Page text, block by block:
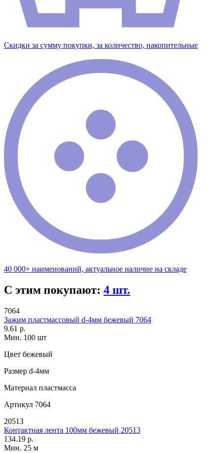
Скидки за сумму покупки, за количество, накопительные
40 000+ наименований, актуальное наличие на складе
С этим покупают: 4 шт.
7064
Зажим пластмассовый d-4мм бежевый 7064
9.61 р.
Мин. 100 шт
Цвет бежевый
Размер d-4мм
Материал пластмасса
Артикул 7064
20513
Контактная лента 100мм бежевый 20513
134.19 р.
Мин. 25 м